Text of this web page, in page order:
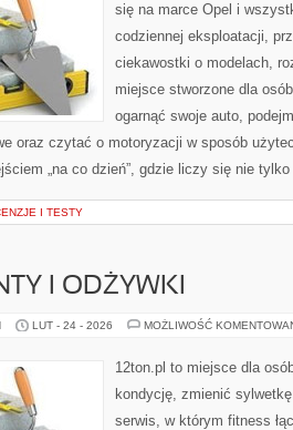
się na marce Opel i
codziennej eksploatacji,
ciekawostki o modelach,
miejsce stworzone dla
ogarnąć swoje auto,
oraz czytać o motoryzacji w sposób
„na co dzień”, gdzie liczy się nie
I TESTY
I ODŻYWKI
LUT - 24 - 2026 MOŻLIWOŚĆ
12ton.pl to miejsce dla
kondycję, zmienić
serwis, w którym fitness